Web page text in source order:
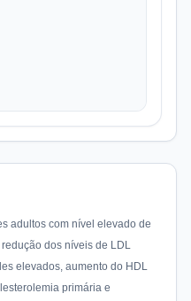
adultos com nível elevado de
dos níveis de LDL
elevados, aumento do HDL
primária e